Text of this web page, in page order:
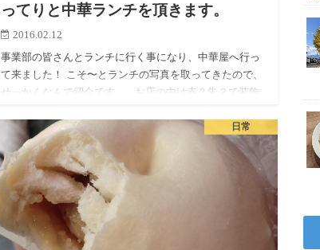
ってりと中華ランチを頂きます。
2016.02.12
事業部の皆さんとランチに行く事になり、中華屋へ行っ
て来ました！ こそ〜とランチの写真を取ってきたので、
せっかくなんで紹介です。 お店の中は赤？朱？で装飾
日常